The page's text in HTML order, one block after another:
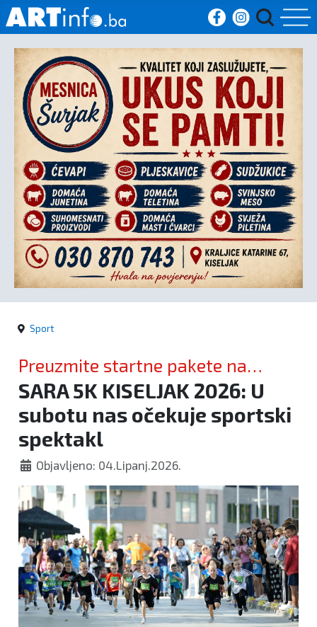
Početna
Vijesti
Sport
Kultura
Crna
kronika
Politika
Sport
Preuzmite startne pakete na
vrijeme
SARA 5K KISELJAK 2026: U
subotu nas očekuje sportski
spektakl
Objavljeno: 04.Lipanj.2026.